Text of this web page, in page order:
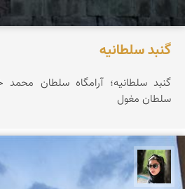
گنبد سلطانیه
گنبد سلطانیه؛ آرامگاه سلطان محمد
سلطان مغول
سپیده اصلان